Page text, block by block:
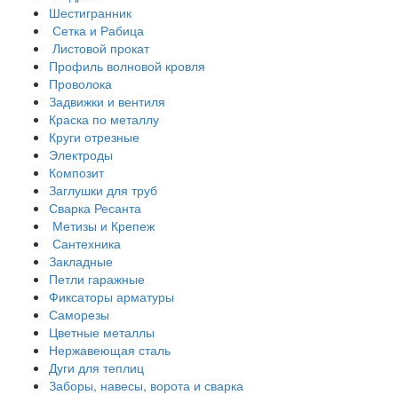
Шестигранник
Сетка и Рабица
Листовой прокат
Профиль волновой кровля
Проволока
Задвижки и вентиля
Краска по металлу
Круги отрезные
Электроды
Композит
Заглушки для труб
Сварка Ресанта
Метизы и Крепеж
Сантехника
Закладные
Петли гаражные
Фиксаторы арматуры
Саморезы
Цветные металлы
Нержавеющая сталь
Дуги для теплиц
Заборы, навесы, ворота и сварка